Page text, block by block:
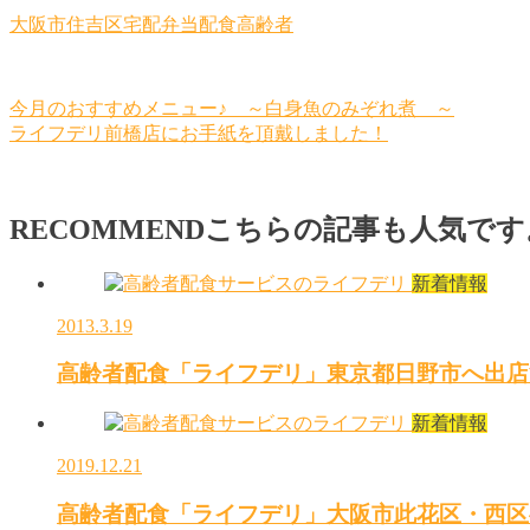
大阪市住吉区宅配弁当配食高齢者
今月のおすすめメニュー♪ ～白身魚のみぞれ煮 ～
ライフデリ前橋店にお手紙を頂戴しました！
RECOMMENDこちらの記事も人気です
新着情報
2013.3.19
高齢者配食「ライフデリ」東京都日野市へ出店
新着情報
2019.12.21
高齢者配食「ライフデリ」大阪市此花区・西区